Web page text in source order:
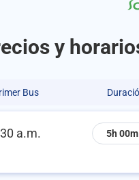
y
Bus
a.m. 5h 00m